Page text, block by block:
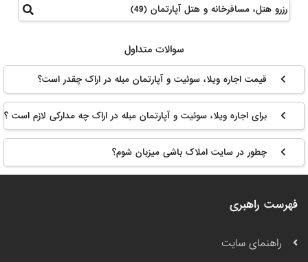
رزرو هتل، مسافرخانه و هتل آپارتمان (49)
سوالات متداول
قیمت اجاره ویلا، سوئیت و آپارتمان مبله در اراک چقدر است؟
برای اجاره ویلا، سوئیت و آپارتمان مبله در اراک چه مدارکی لازم است ؟
چطور در سایت املاک باشی میزبان شوم؟
فهرست راهبری
راهنمای سایت